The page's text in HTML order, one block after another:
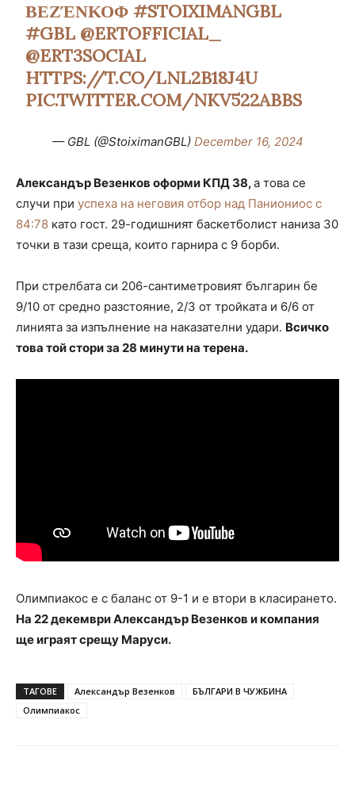
ΒΕΖΈΝΚΟΦ#STOIXIMANGBL
#GBL @ERTOFFICIAL_
@ERT3SOCIAL
HTTPS://T.CO/LNL2B18J4U
PIC.TWITTER.COM/NKV522ABBS
— GBL (@StoiximanGBL) December 16, 2024
Александър Везенков оформи КПД 38,а това се
случи при успеха на неговия отбор над Паниониос с
84:78 като гост. 29-годишният баскетболист наниза 30
точки в тази среща, които гарнира с 9 борби.
При стрелбата си 206-сантиметровият българин бе
9/10 от средно разстояние, 2/3 от тройката и 6/6 от
линията за изпълнение на наказателни удари. Всичко
това той стори за 28 минути на терена.
Олимпиакос е с баланс от 9-1 и е втори в класирането.
На 22 декември Александър Везенков и компания
ще играят срещу Маруси.
ТАГОВЕ Александър Везенков
БЪЛГАРИ В ЧУЖБИНА
Олимпиакос